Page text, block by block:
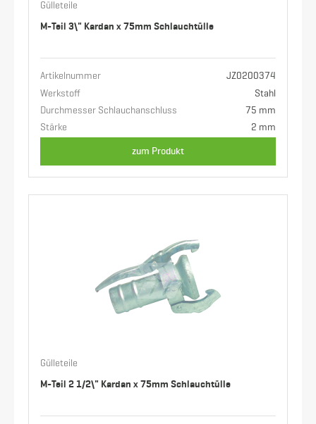
Gülleteile
M-Teil 3\" Kardan x 75mm Schlauchtülle
Artikelnummer
JZ0200374
Werkstoff
Stahl
Durchmesser Schlauchanschluss
75 mm
Stärke
2 mm
zum Produkt
Gülleteile
M-Teil 2 1/2\" Kardan x 75mm Schlauchtülle